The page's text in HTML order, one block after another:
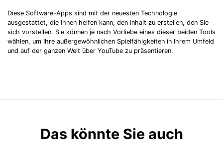
Diese Software-Apps sind mit der neuesten Technologie
ausgestattet, die Ihnen helfen kann, den Inhalt zu erstellen, den Sie
sich vorstellen. Sie können je nach Vorliebe eines dieser beiden Tools
wählen, um Ihre außergewöhnlichen Spielfähigkeiten in Ihrem Umfeld
und auf der ganzen Welt über YouTube zu präsentieren.
Das könnte Sie auch